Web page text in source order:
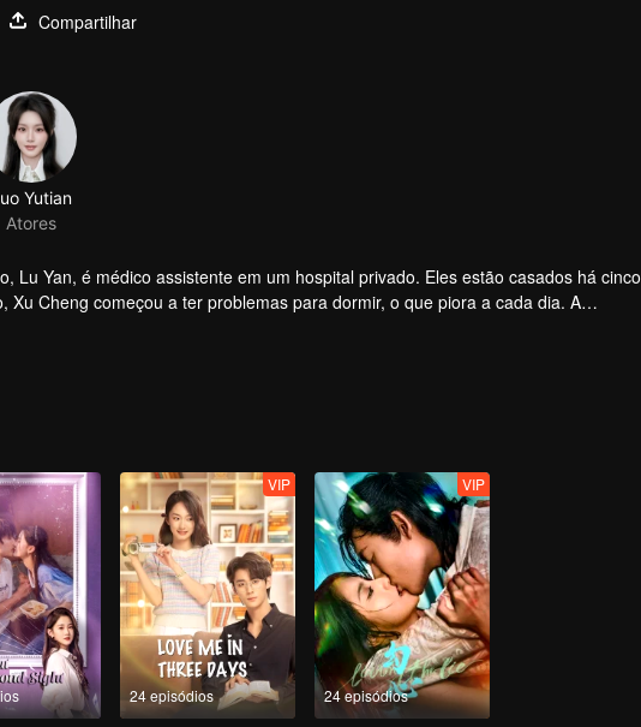
Compartilhar
Yutian
Atores
Lu Yan, é médico assistente em um hospital privado. Eles estão casados ​​há cinco
Cheng começou a ter problemas para dormir, o que piora a cada dia. A
mesma e a outras pessoas. No entanto, um acidente de carro traz uma mudança
24 episódios
VIP
24 episódios
VIP